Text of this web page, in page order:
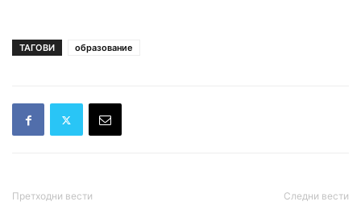
ТАГОВИ образование
Претходни вести Следни вести